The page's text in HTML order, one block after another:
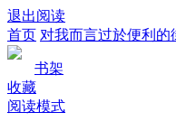
退出阅读
首页 对我而言过於便利
书架
收藏
阅读模式